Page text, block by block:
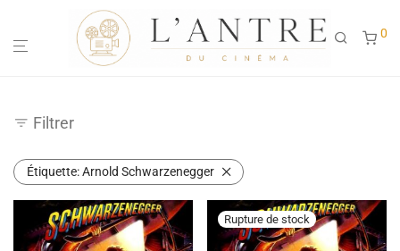
0
Filtrer
Étiquette:Arnold Schwarzenegger